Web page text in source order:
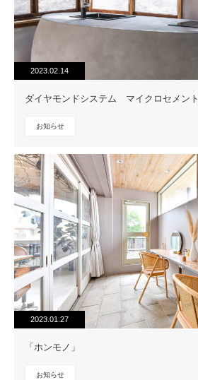
2023.02.14
ダイヤモンドシステム マイクロセメント
お知らせ
2023.01.27
「ホンモノ」
お知らせ